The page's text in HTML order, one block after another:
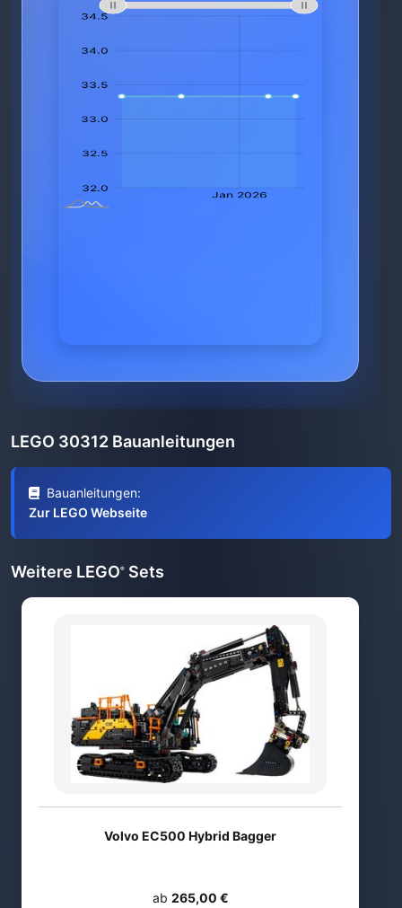
LEGO 30312 Bauanleitungen
Bauanleitungen:
Zur LEGO Webseite
Weitere LEGO® Sets
Volvo EC500 Hybrid Bagger
ab 265,00 €